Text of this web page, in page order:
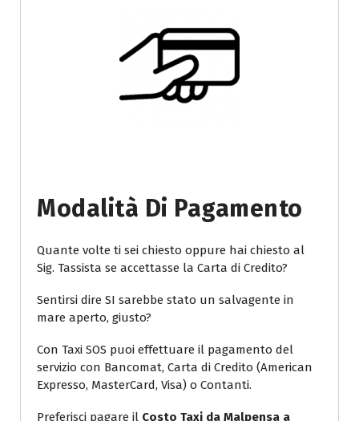
Modalità Di Pagamento
Quante volte ti sei chiesto oppure hai chiesto al
Sig. Tassista se accettasse la Carta di Credito?
Sentirsi dire SI sarebbe stato un salvagente in
mare aperto, giusto?
Con Taxi SOS puoi effettuare il pagamento del
servizio con Bancomat, Carta di Credito (American
Expresso, MasterCard, Visa) o Contanti.
Preferisci pagare il Costo Taxi da Malpensa a